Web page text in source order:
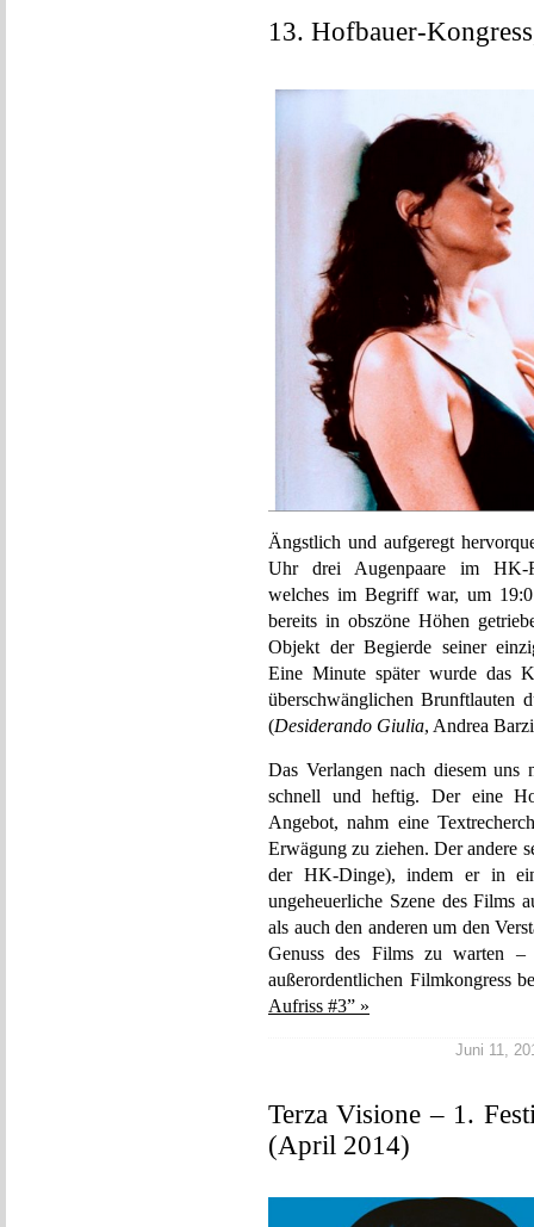
13. Hofbauer-
Ängstlich und aufgeregt
Uhr drei Augenpaare im HK-
welches im Begriff war, um
bereits in obszöne Höhen
Objekt der Begierde seiner
Eine Minute später wurde das
überschwänglichen Brunftlauten
(Desiderando Giulia, Andrea
Das Verlangen nach diesem
schnell und heftig. Der eine
Angebot, nahm eine
Erwägung zu ziehen. Der andere
der HK-Dinge), indem er in
ungeheuerliche Szene des Films
als auch den anderen um den
Genuss des Films zu warten –
außerordentlichen Filmkongress
Aufriss #3” »
Juni 11,
Terza Visione – 1.
(April 2014)